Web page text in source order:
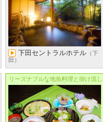
下田セントラルホテル （下
田）
リーズナブルな地魚料理と掛け流し
温泉の宿